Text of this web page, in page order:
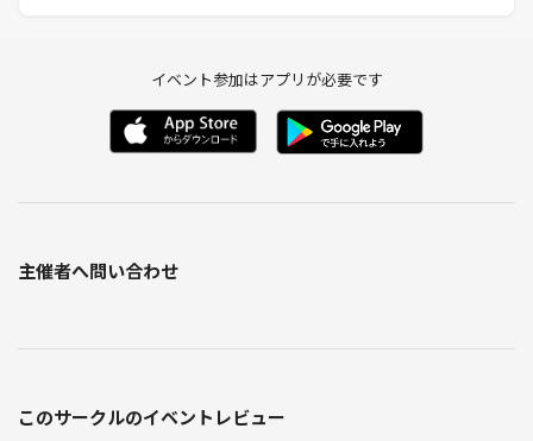
当交流会は直接会って話せる場を作ることにより、参加者にビジネスの
チャンスを実際につかんでもらう事と、スピード感をもってビジネスを
く、「直接、深く、そしてリアル」につながる関係構築を達成します。
い、結果を重視していることが特徴です。
◆持ち物
です）
イベント参加はアプリが必要です
主催者へ問い合わせ
このサークルのイベントレビュー